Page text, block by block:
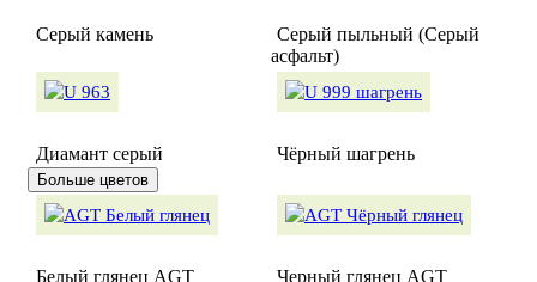
Серый камень
Серый пыльный (Серый
асфальт)
Диамант серый Чёрный шагрень
Больше цветов
Белый глянец AGT Черный глянец AGT